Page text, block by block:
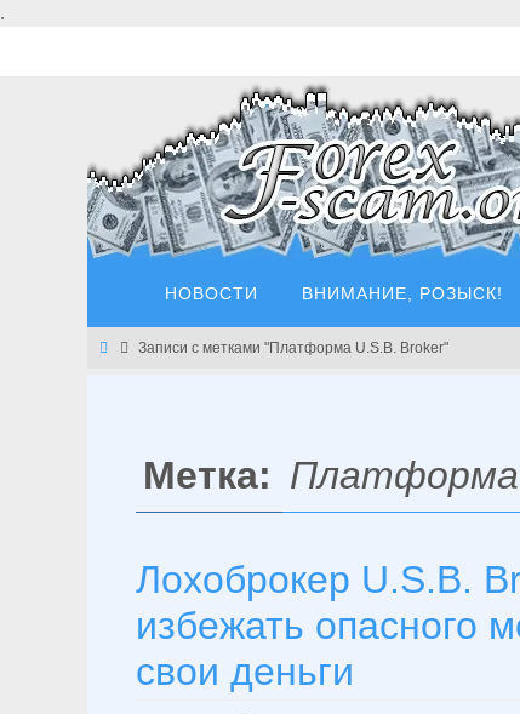
.
НОВОСТИ ВНИМАНИЕ, РОЗЫСК!
Главная
Записи с метками "Платформа U.S.B. Broker"
Метка: Платформа
Лохоброкер U.S.B.
избежать опасного
свои деньги